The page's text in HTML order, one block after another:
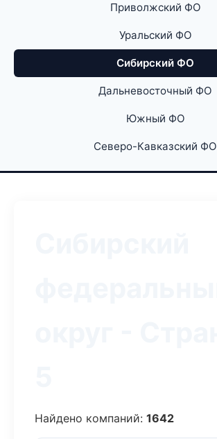
Приволжский ФО
Уральский ФО
Сибирский ФО
Дальневосточный ФО
Южный ФО
Северо-Кавказский ФО
Найдено компаний: 1642